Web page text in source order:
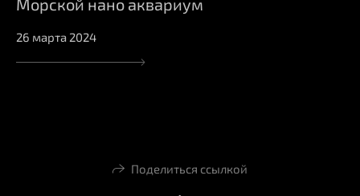
Морской нано аквариум
26 марта 2024
Поделиться ссылкой